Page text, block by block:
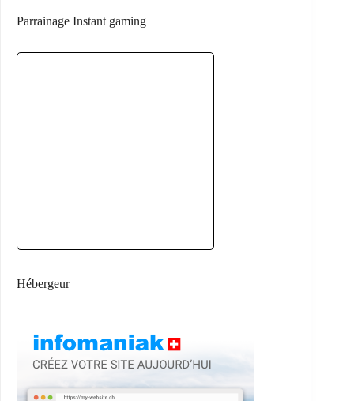
Parrainage Instant gaming
Hébergeur